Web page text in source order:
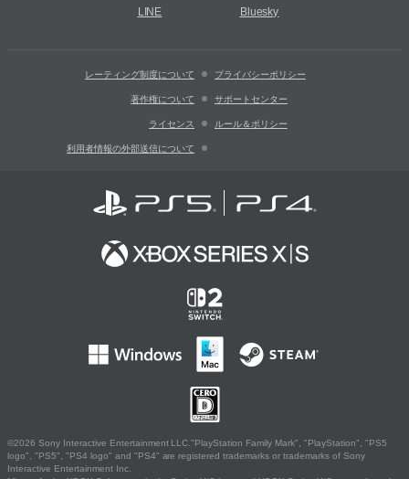
LINE Bluesky
レーティング制度について プライバシーポリシー
著作権について サポートセンター
ライセンス ルール＆ポリシー
利用者情報の外部送信について
©2026 Sony Interactive Entertainment LLC."PlayStation Family Mark", "PlayStation", "PS5
logo", "PS5", "PS4 logo" and "PS4" are registered trademarks or trademarks of Sony
Interactive Entertainment Inc.